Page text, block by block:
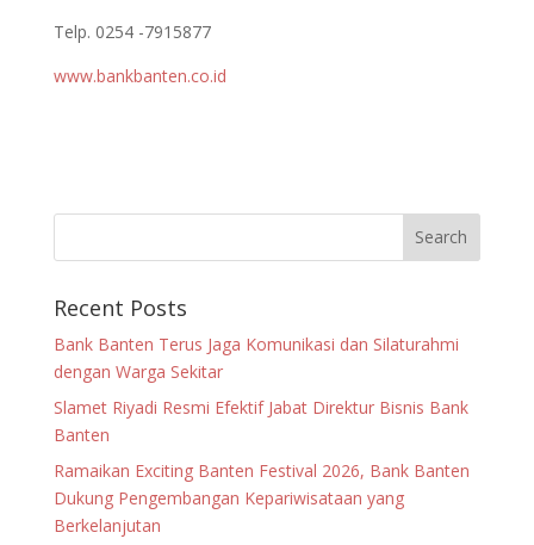
Telp. 0254 -7915877
www.bankbanten.co.id
Recent Posts
Bank Banten Terus Jaga Komunikasi dan Silaturahmi
dengan Warga Sekitar
Slamet Riyadi Resmi Efektif Jabat Direktur Bisnis Bank
Banten
Ramaikan Exciting Banten Festival 2026, Bank Banten
Dukung Pengembangan Kepariwisataan yang
Berkelanjutan